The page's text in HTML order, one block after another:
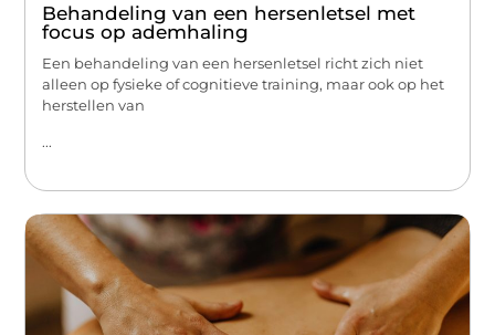
Behandeling van een hersenletsel met
focus op ademhaling
Een behandeling van een hersenletsel richt zich niet
alleen op fysieke of cognitieve training, maar ook op het
herstellen van
...